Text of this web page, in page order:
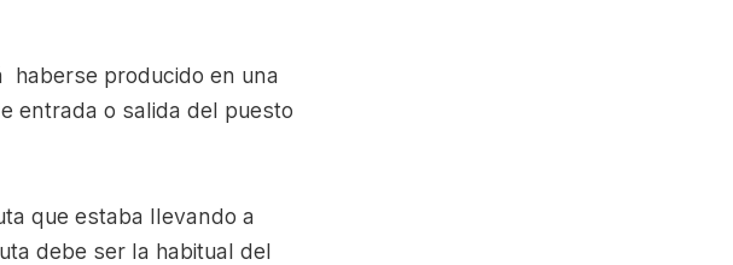
haberse producido en una
entrada o salida del puesto
que estaba llevando a
debe ser la habitual del